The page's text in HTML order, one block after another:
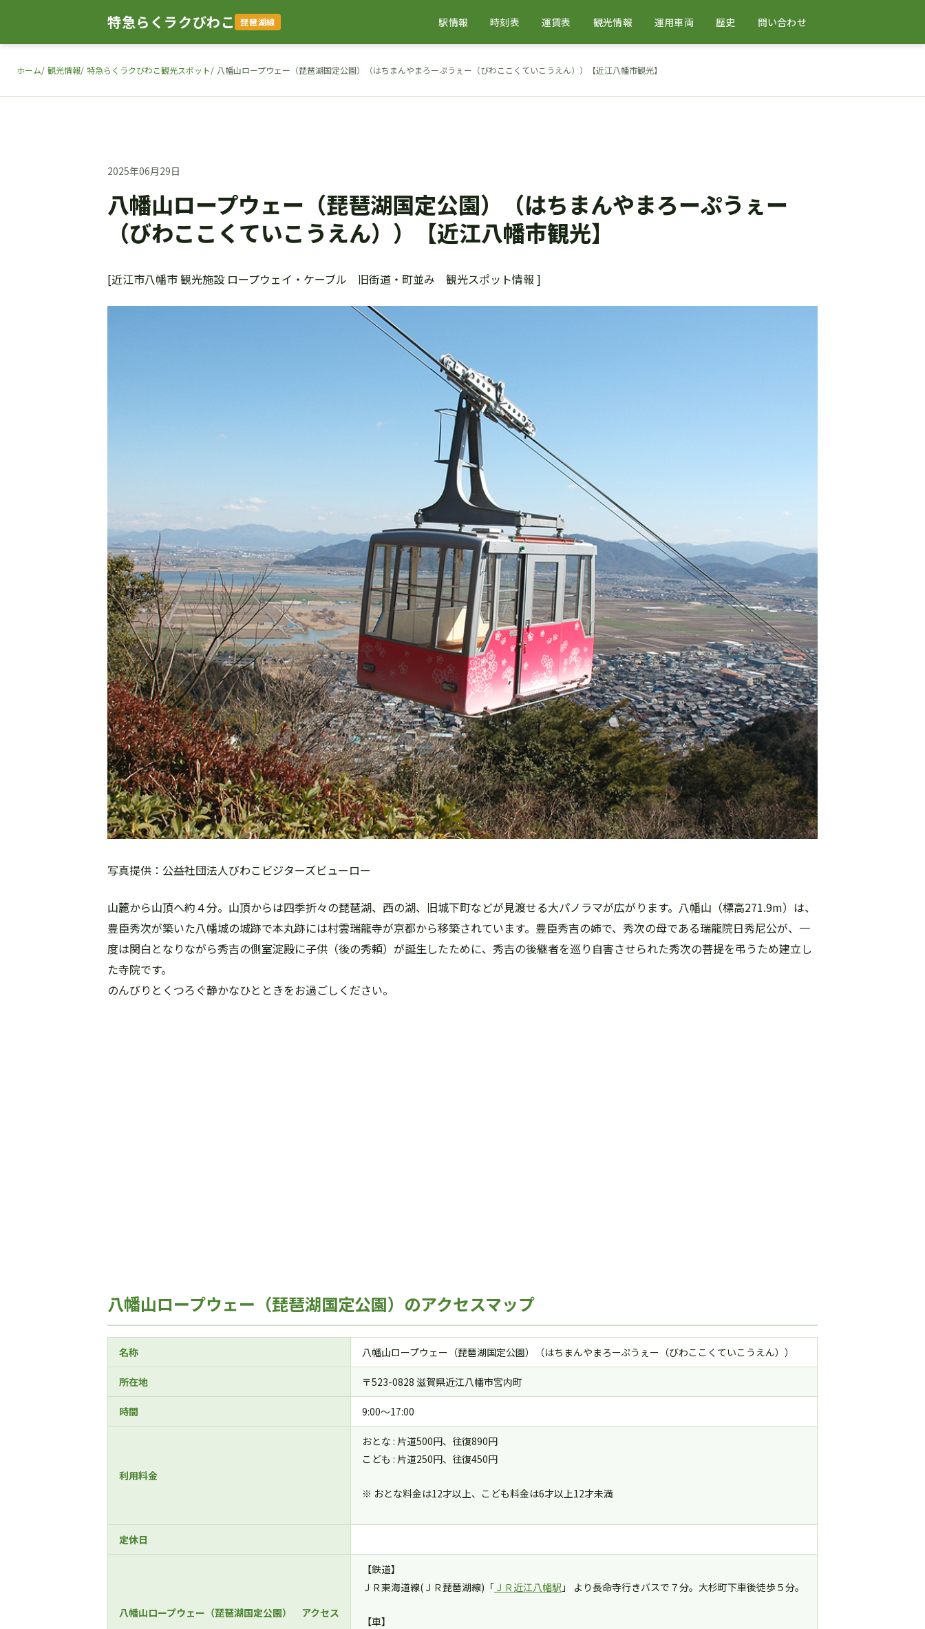
特急らくラクびわこ 琵琶湖線 駅情報 時刻表 運賃表 観光情報 運用車両 歴史 問い合わせ
ホーム 観光情報 特急らくラクびわこ観光スポット 八幡山ロープウェー（琵琶湖国定公園）（はちまんやまろーぷうぇー（びわここくていこうえん））【近江八幡市観光】
2025年06月29日
八幡山ロープウェー（琵琶湖国定公園）（はちまんやまろーぷうぇー
（びわここくていこうえん））【近江八幡市観光】
[近江市八幡市 観光施設 ロープウェイ・ケーブル 旧街道・町並み 観光スポット情報 ]
写真提供：公益社団法人びわこビジターズビューロー
山麓から山頂へ約４分。山頂からは四季折々の琵琶湖、西の湖、旧城下町などが見渡せる大パノラマが広がります。八幡山（標高271.9m）は、
豊臣秀次が築いた八幡城の城跡で本丸跡には村雲瑞龍寺が京都から移築されています。豊臣秀吉の姉で、秀次の母である瑞龍院日秀尼公が、一
度は関白となりながら秀吉の側室淀殿に子供（後の秀頼）が誕生したために、秀吉の後継者を巡り自害させられた秀次の菩提を弔うため建立し
た寺院です。
のんびりとくつろぐ静かなひとときをお過ごしください。
八幡山ロープウェー（琵琶湖国定公園）のアクセスマップ
名称 八幡山ロープウェー（琵琶湖国定公園）（はちまんやまろーぷうぇー（びわここくていこうえん））
所在地 〒523-0828 滋賀県近江八幡市宮内町
時間 9:00～17:00
利用料金
おとな : 片道500円、往復890円
こども : 片道250円、往復450円
※ おとな料金は12才以上、こども料金は6才以上12才未満
定休日
八幡山ロープウェー（琵琶湖国定公園） アクセス
【鉄道】
ＪＲ東海道線(ＪＲ琵琶湖線)「 ＪＲ近江八幡駅 」 より長命寺行きバスで７分。大杉町下車後徒歩５分。
【車】